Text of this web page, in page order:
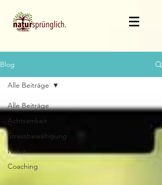
Blog
Alle Beiträge
Achtsamkeit
Stressbewältigung
Natur
Coaching
Alle Beiträge